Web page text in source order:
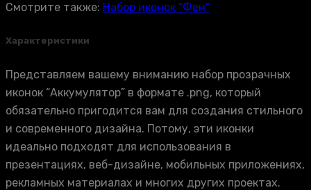
Смотрите также: Набор иконок “Фен”
Характеристики
Представляем вашему вниманию набор прозрачных
иконок “Аккумулятор” в формате .png, который
обязательно пригодится вам для создания стильного
и современного дизайна. Потому, эти иконки
идеально подходят для использования в
презентациях, веб-дизайне, мобильных приложениях,
рекламных материалах и многих других проектах.